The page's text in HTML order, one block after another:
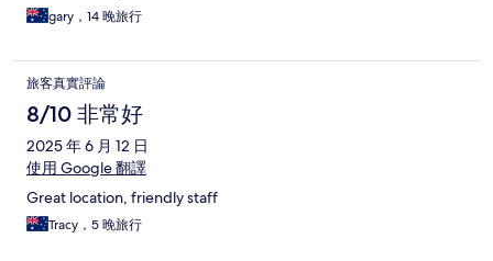
gary，14 晚旅行
旅客真實評論
8/10 非常好
2025 年 6 月 12 日
使用 Google 翻譯
Great location, friendly staff
Tracy，5 晚旅行